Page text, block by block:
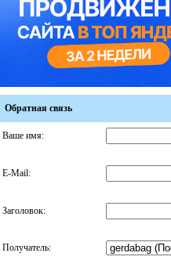
Обратная связь
Ваше имя:
E-Mail:
Заголовок:
Получатель: